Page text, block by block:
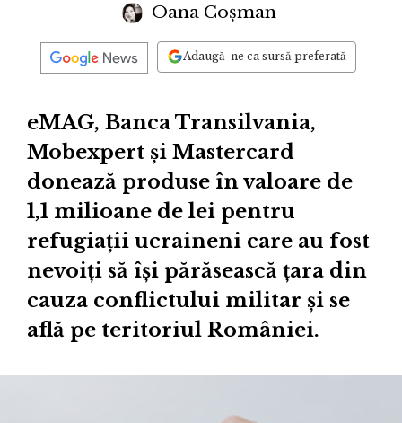
Oana Coșman
Adaugă-ne ca sursă preferată
eMAG, Banca Transilvania,
Mobexpert și Mastercard
donează produse în valoare de
1,1 milioane de lei pentru
refugiații ucraineni care au fost
nevoiți să își părăsească țara din
cauza conflictului militar și se
află pe teritoriul României.